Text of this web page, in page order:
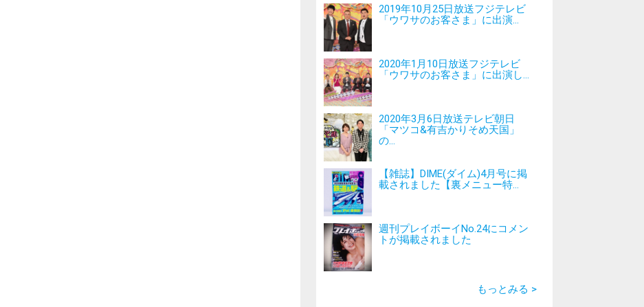
2019年10月25日放送フジテレビ
「ウワサのお客さま」に出演...
2020年1月10日放送フジテレビ
「ウワサのお客さま」に出演し...
2020年3月6日放送テレビ朝日
「マツコ&有吉かりそめ天国」
の...
【雑誌】DIME(ダイム)4月号に掲
載されました【裏メニュー特...
週刊プレイボーイNo.24にコメン
トが掲載されました
もっとみる >